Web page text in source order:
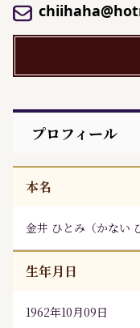
プロフィール
本名
金井 ひとみ （かない
生年月日
1962年10月09日